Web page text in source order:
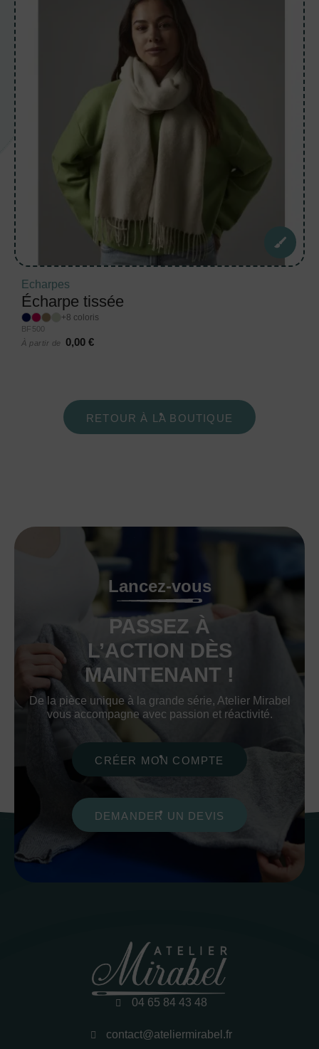
Echarpes
Écharpe tissée
+8 coloris
BF500
À partir de
0,00 €
RETOUR À LA BOUTIQUE
Lancez-vous
PASSEZ À
L’ACTION DÈS
MAINTENANT !
De la pièce unique à la grande série, Atelier Mirabel
vous accompagne avec passion et réactivité.
CRÉER MON COMPTE
DEMANDER UN DEVIS
04 65 84 43 48
contact@ateliermirabel.fr